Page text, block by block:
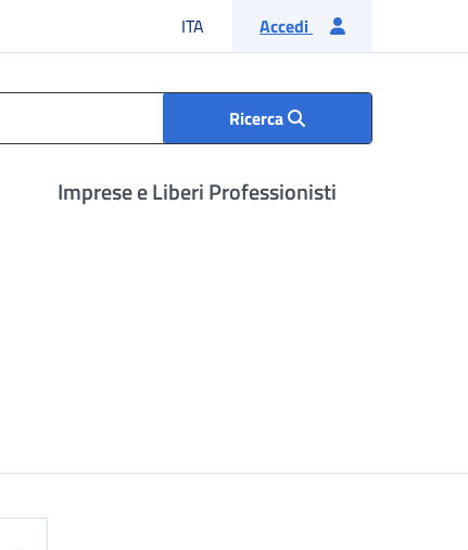
ITA Lingua italiana
Accedi
Ricerca
Imprese e Liberi Professionisti